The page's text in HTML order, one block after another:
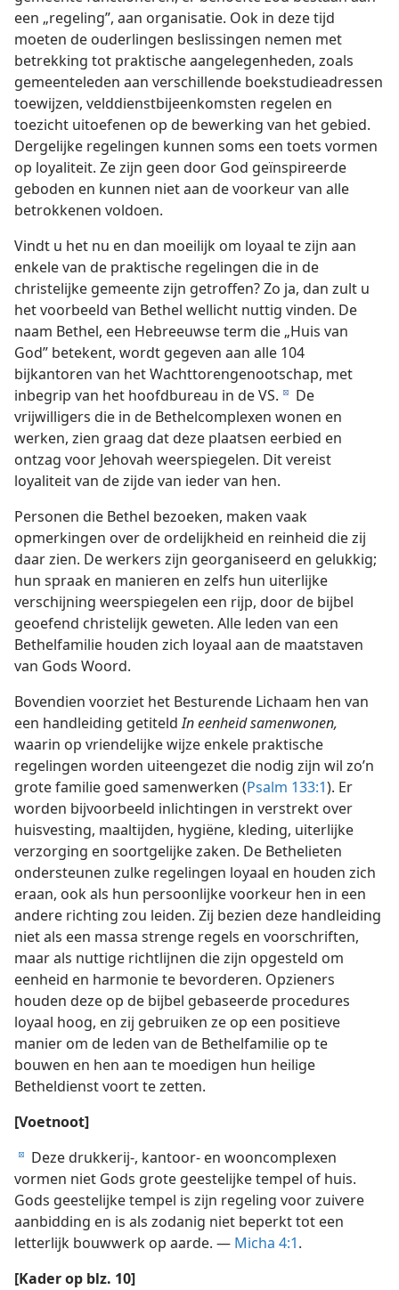
een „regeling”, aan organisatie. Ook in deze tijd
moeten de ouderlingen beslissingen nemen met
betrekking tot praktische aangelegenheden, zoals
gemeenteleden aan verschillende boekstudieadressen
toewijzen, velddienstbijeenkomsten regelen en
toezicht uitoefenen op de bewerking van het gebied.
Dergelijke regelingen kunnen soms een toets vormen
op loyaliteit. Ze zijn geen door God geïnspireerde
geboden en kunnen niet aan de voorkeur van alle
betrokkenen voldoen.
Vindt u het nu en dan moeilijk om loyaal te zijn aan
enkele van de praktische regelingen die in de
christelijke gemeente zijn getroffen? Zo ja, dan zult u
het voorbeeld van Bethel wellicht nuttig vinden. De
naam Bethel, een Hebreeuwse term die „Huis van
God” betekent, wordt gegeven aan alle 104
bijkantoren van het Wachttorengenootschap, met
inbegrip van het hoofdbureau in de VS. d De
vrijwilligers die in de Bethelcomplexen wonen en
werken, zien graag dat deze plaatsen eerbied en
ontzag voor Jehovah weerspiegelen. Dit vereist
loyaliteit van de zijde van ieder van hen.
Personen die Bethel bezoeken, maken vaak
opmerkingen over de ordelijkheid en reinheid die zij
daar zien. De werkers zijn georganiseerd en gelukkig;
hun spraak en manieren en zelfs hun uiterlijke
verschijning weerspiegelen een rijp, door de bijbel
geoefend christelijk geweten. Alle leden van een
Bethelfamilie houden zich loyaal aan de maatstaven
van Gods Woord.
Bovendien voorziet het Besturende Lichaam hen van
een handleiding getiteldIn eenheid samenwonen,
waarin op vriendelijke wijze enkele praktische
regelingen worden uiteengezet die nodig zijn wil zo’n
grote familie goed samenwerken (Psalm 133:1). Er
worden bijvoorbeeld inlichtingen in verstrekt over
huisvesting, maaltijden, hygiëne, kleding, uiterlijke
verzorging en soortgelijke zaken. De Bethelieten
ondersteunen zulke regelingen loyaal en houden zich
eraan, ook als hun persoonlijke voorkeur hen in een
andere richting zou leiden. Zij bezien deze handleiding
niet als een massa strenge regels en voorschriften,
maar als nuttige richtlijnen die zijn opgesteld om
eenheid en harmonie te bevorderen. Opzieners
houden deze op de bijbel gebaseerde procedures
loyaal hoog, en zij gebruiken ze op een positieve
manier om de leden van de Bethelfamilie op te
bouwen en hen aan te moedigen hun heilige
Betheldienst voort te zetten.
[Voetnoot]
d Deze drukkerij-, kantoor- en wooncomplexen
vormen niet Gods grote geestelijke tempel of huis.
Gods geestelijke tempel is zijn regeling voor zuivere
aanbidding en is als zodanig niet beperkt tot een
letterlijk bouwwerk op aarde. — Micha 4:1.
[Kader op blz. 10]